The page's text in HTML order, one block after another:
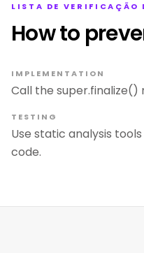
LISTA DE VERIFICAÇÃO
How to
IMPLEMENTATION
Call the super.finalize()
TESTING
Use static analysis
code.